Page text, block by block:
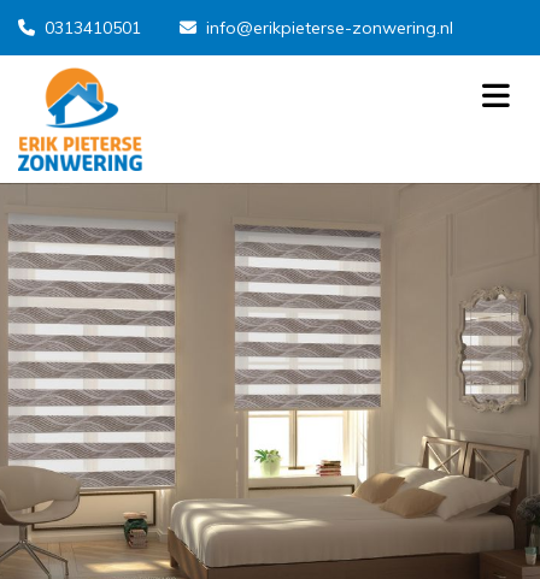
 0313410501  info@erikpieterse-zonwering.nl